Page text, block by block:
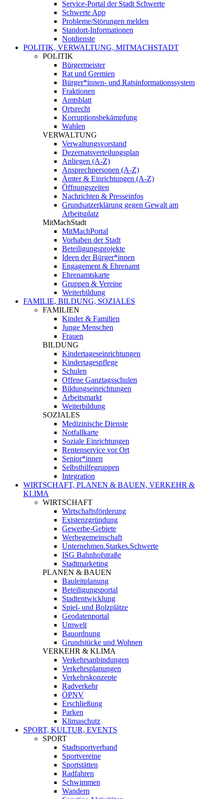
Service-Portal der Stadt Schwerte
Schwerte App
Probleme/Störungen melden
Standort-Informationen
Notdienste
POLITIK, VERWALTUNG, MITMACHSTADT
POLITIK
Bürgermeister
Rat und Gremien
Bürger*innen- und Ratsinformationssystem
Fraktionen
Amtsblatt
Ortsrecht
Korruptionsbekämpfung
Wahlen
VERWALTUNG
Verwaltungsvorstand
Dezernatsverteilungsplan
Anliegen (A-Z)
Ansprechpersonen (A-Z)
Ämter & Einrichtungen (A-Z)
Öffnungszeiten
Nachrichten & Presseinfos
Grundsatzerklärung gegen Gewalt am
Arbeitsplatz
MitMachStadt
MitMachPortal
Vorhaben der Stadt
Beteiligungsprojekte
Ideen der Bürger*innen
Engagement & Ehrenamt
Ehrenamtskarte
Gruppen & Vereine
Weiterbildung
FAMILIE, BILDUNG, SOZIALES
FAMILIEN
Kinder & Familien
Junge Menschen
Frauen
BILDUNG
Kindertageseinrichtungen
Kindertagespflege
Schulen
Offene Ganztagsschulen
Bildungseinrichtungen
Arbeitsmarkt
Weiterbildung
SOZIALES
Medizinische Dienste
Notfallkarte
Soziale Einrichtungen
Rentenservice vor Ort
Senior*innen
Selbsthilfegruppen
Integration
WIRTSCHAFT, PLANEN & BAUEN, VERKEHR &
KLIMA
WIRTSCHAFT
Wirtschaftsförderung
Existenzgründung
Gewerbe-Gebiete
Werbegemeinschaft
Unternehmen.Starkes.Schwerte
ISG Bahnhofstraße
Stadtmarketing
PLANEN & BAUEN
Bauleitplanung
Beteiligungsportal
Stadtentwicklung
Spiel- und Bolzplätze
Geodatenportal
Umwelt
Bauordnung
Grundstücke und Wohnen
VERKEHR & KLIMA
Verkehrsanbindungen
Verkehrsplanungen
Verkehrskonzepte
Radverkehr
ÖPNV
Erschließung
Parken
Klimaschutz
SPORT, KULTUR, EVENTS
SPORT
Stadtsportverband
Sportvereine
Sportstätten
Radfahren
Schwimmen
Wandern